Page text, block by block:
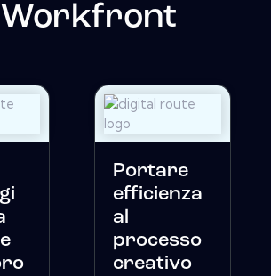
Workfront
Portare
efficienza
al
processo
creativo